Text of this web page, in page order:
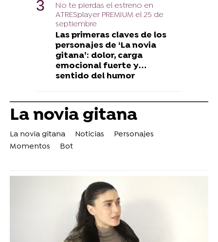
No te pierdas el estreno en
ATRESplayer PREMIUM el 25 de
septiembre
Las primeras claves de los
personajes de ‘La novia
gitana’: dolor, carga
emocional fuerte y…
sentido del humor
La novia gitana
La novia gitana Noticias
Personajes
Momentos
Bot